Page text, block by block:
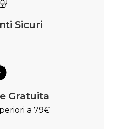
Sicuri
Gratuita
a 79€